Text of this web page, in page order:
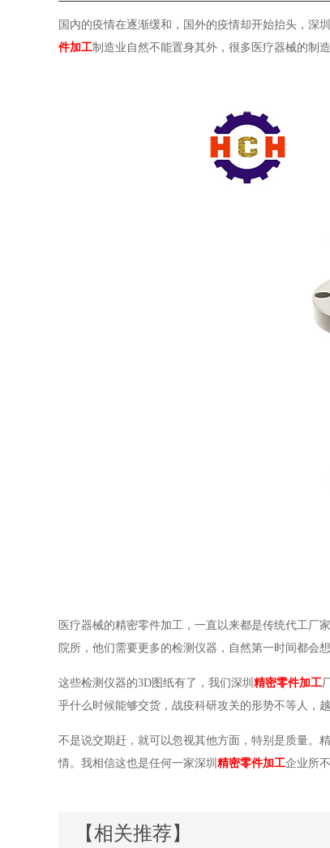
国内的疫情在逐渐缓和，国外的疫情却开始抬头，深
件加工制造业自然不能置身其外，很多医疗器械的制
医疗器械的精密零件加工，一直以来都是传统代工厂
院所，他们需要更多的检测仪器，自然第一时间都会
这些检测仪器的3D图纸有了，我们深圳 精密零件加工
乎什么时候能够交货，战疫科研攻关的形势不等人，越
不是说交期赶，就可以忽视其他方面，特别是质量。
情。我相信这也是任何一家深圳 精密零件加工企业所
【相关推荐】